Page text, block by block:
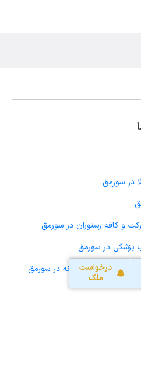
درخواست
ملک
در سورمق
و کافه رستوران در سورمق
پزشکی در سورمق
زمین کشاورزی و گلخانه در سورمق